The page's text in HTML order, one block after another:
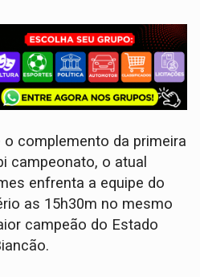
complemento da primeira
campeonato, o atual
enfrenta a equipe do
as 15h30m no mesmo
campeão do Estado